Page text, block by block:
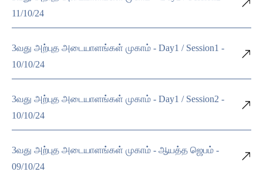
11/10/24
3வது அற்புத அடையாளங்கள் முகாம் - Day1 / Session1 -
10/10/24
3வது அற்புத அடையாளங்கள் முகாம் - Day1 / Session2 -
10/10/24
3வது அற்புத அடையாளங்கள் முகாம் - ஆயத்த ஜெபம் -
09/10/24